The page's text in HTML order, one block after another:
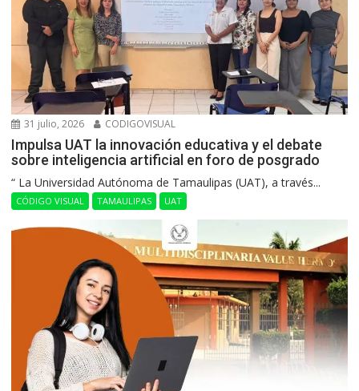
31 julio, 2026 CODIGOVISUAL
Impulsa UAT la innovación educativa y el debate
sobre inteligencia artificial en foro de posgrado
“ La Universidad Autónoma de Tamaulipas (UAT), a través...
CÓDIGO VISUAL TAMAULIPAS UAT